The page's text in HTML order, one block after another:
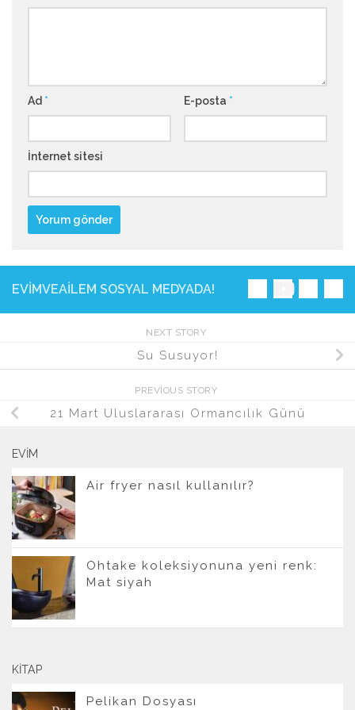
Ad * E-posta *
İnternet sitesi
EVIMVEAILEM SOSYAL MEDYADA!
NEXT STORY
Su Susuyor!
PREVIOUS STORY
21 Mart Uluslararası Ormancılık Günü
EVIM
Air fryer nasıl kullanılır?
Ohtake koleksiyonuna yeni renk:
Mat siyah
KITAP
Pelikan Dosyası